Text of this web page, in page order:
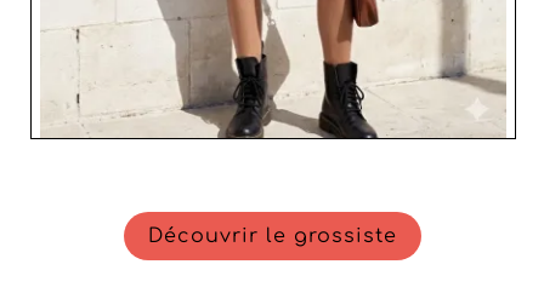
capables de vous accompagner dans le
développement de votre catalogue.
Dynamisez votre offre avec des hauts
pour femmes qui allient origine, qualité
et tendances actuelles, grâce à notre
Découvrir le grossiste